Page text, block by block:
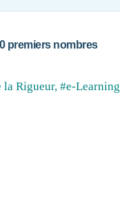
premiers nombres
la Rigueur, #e-Learning